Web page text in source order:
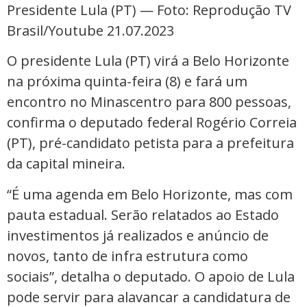
Presidente Lula (PT) — Foto: Reprodução TV
Brasil/Youtube 21.07.2023
O presidente Lula (PT) virá a Belo Horizonte
na próxima quinta-feira (8) e fará um
encontro no Minascentro para 800 pessoas,
confirma o deputado federal Rogério Correia
(PT), pré-candidato petista para a prefeitura
da capital mineira.
“É uma agenda em Belo Horizonte, mas com
pauta estadual. Serão relatados ao Estado
investimentos já realizados e anúncio de
novos, tanto de infra estrutura como
sociais”, detalha o deputado. O apoio de Lula
pode servir para alavancar a candidatura de